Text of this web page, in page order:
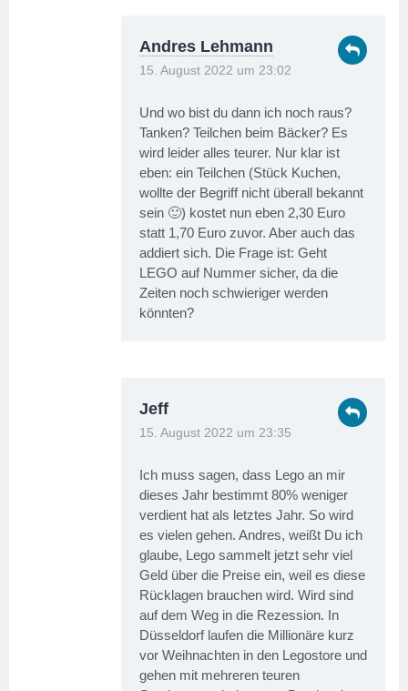
Andres Lehmann
15. August 2022 um 23:02
Und wo bist du dann ich noch raus?
Tanken? Teilchen beim Bäcker? Es
wird leider alles teurer. Nur klar ist
eben: ein Teilchen (Stück Kuchen,
wollte der Begriff nicht überall bekannt
sein 🙂) kostet nun eben 2,30 Euro
statt 1,70 Euro zuvor. Aber auch das
addiert sich. Die Frage ist: Geht
LEGO auf Nummer sicher, da die
Zeiten noch schwieriger werden
könnten?
Jeff
15. August 2022 um 23:35
Ich muss sagen, dass Lego an mir
dieses Jahr bestimmt 80% weniger
verdient hat als letztes Jahr. So wird
es vielen gehen. Andres, weißt Du ich
glaube, Lego sammelt jetzt sehr viel
Geld über die Preise ein, weil es diese
Rücklagen brauchen wird. Wird sind
auf dem Weg in die Rezession. In
Düsseldorf laufen die Millionäre kurz
vor Weihnachten in den Legostore und
gehen mit mehreren teuren